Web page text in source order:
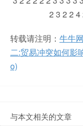
转载请注明： 牛牛网
二:贸易冲突如何影
o)
与本文相关的文章